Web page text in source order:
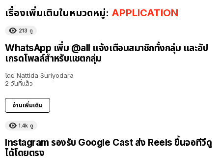
เรื่องเพิ่มเติมในหมวดหมู่: APPLICATION
213 ดู
WhatsApp เพิ่ม @all แจ้งเตือนสมาชิกทั้งกลุ่ม และอัป
เกรดโพลล์สำหรับแชตกลุ่ม
โดย Nattida Suriyodara
2 วันที่แล้ว
อ่านเพิ่มเติม
1.4k ดู
Instagram รองรับ Google Cast ส่ง Reels ขึ้นจอทีวีดู
ได้โดยตรง